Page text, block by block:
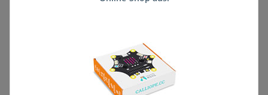
Produktbeschreibung